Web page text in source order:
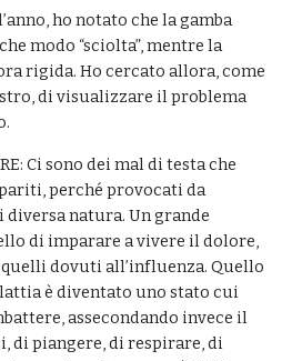
ho notato che la gamba
modo “sciolta”, mentre la
rigida. Ho cercato allora, come
di visualizzare il problema
Ci sono dei mal di testa che
perché provocati da
natura. Un grande
di imparare a vivere il dolore,
dovuti all’influenza. Quello
è diventato uno stato cui
assecondando invece il
di piangere, di respirare, di